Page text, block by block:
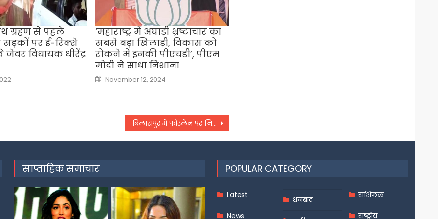
ग्रहण से पहले
पर ई-रिक्शे
विधायक धीरेंद्र
‘महाराष्ट्र में अघाड़ी भ्रष्टाचार का
सबसे बड़ा खिलाड़ी, विकास को
रोकने में इनकी पीएचडी’, पीएम
मोदी ने साधा निशाना
Posted
on
November 12, 2024
बिलासपुर में फोरलेन पर निर्माणाधीन पुल की शटरिंग गिरी, 2 मजदूरों की मौत
साप्ताहिक समाचार POPULAR CATEGORY
Latest
News
धनबाद
राशिफल
राष्ट्रीय